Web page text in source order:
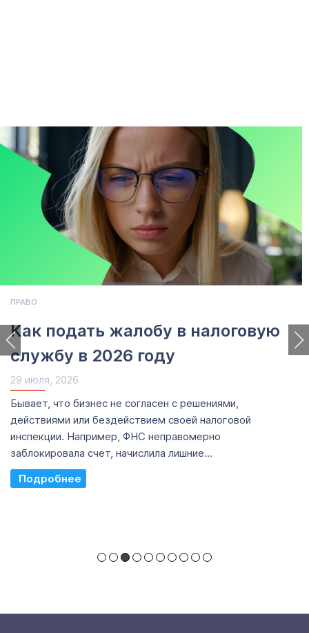
ПРАВО
Как подать жалобу в налоговую
службу в 2026 году
29 июля, 2026
Бывает, что бизнес не согласен с решениями,
действиями или бездействием своей налоговой
инспекции. Например, ФНС неправомерно
заблокировала счет, начислила лишние...
Read More